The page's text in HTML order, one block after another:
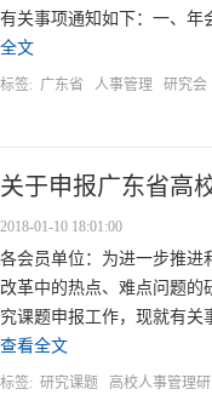
有关事项通知如下：一、
全文
标签: 广东省 人事管理 研究会
关于申报广东省高
2018-01-10 18:01:00
各会员单位：为进一步推进
改革中的热点、难点问题的
究课题申报工作，现就有
查看全文
标签: 研究课题 高校人事管理